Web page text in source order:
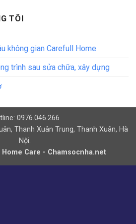
TÔI
không gian Carefull Home
trình sau sửa chữa, xây dựng
0976.046.266
Thanh Xuân Trung, Thanh Xuân, Hà
Nội.
Home Care - Chamsocnha.net